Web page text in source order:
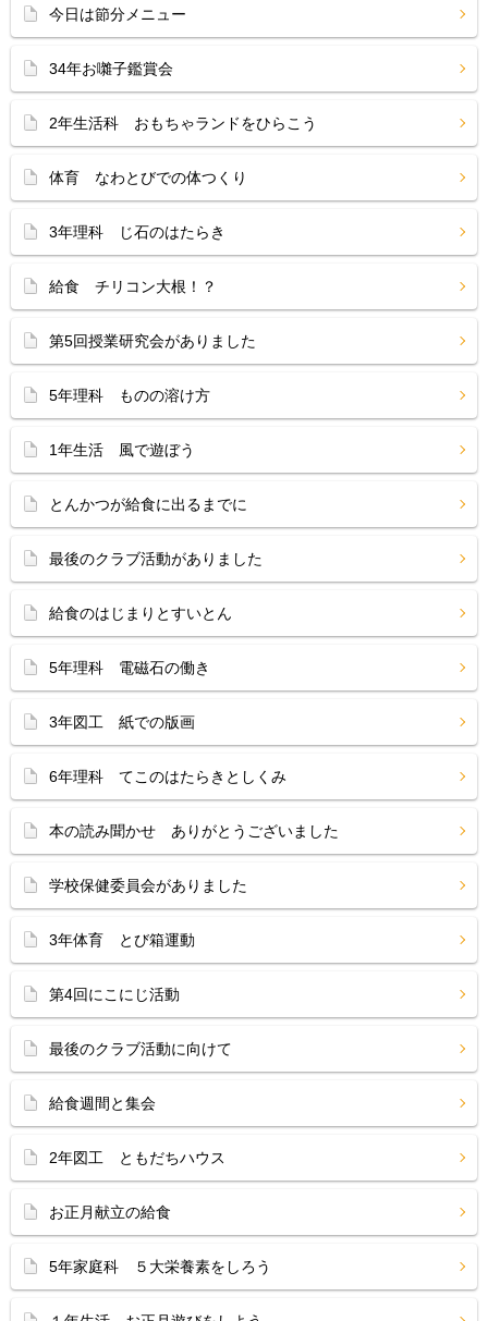
今日は節分メニュー
34年お囃子鑑賞会
2年生活科 おもちゃランドをひらこう
体育 なわとびでの体つくり
3年理科 じ石のはたらき
給食 チリコン大根！？
第5回授業研究会がありました
5年理科 ものの溶け方
1年生活 風で遊ぼう
とんかつが給食に出るまでに
最後のクラブ活動がありました
給食のはじまりとすいとん
5年理科 電磁石の働き
3年図工 紙での版画
6年理科 てこのはたらきとしくみ
本の読み聞かせ ありがとうございました
学校保健委員会がありました
3年体育 とび箱運動
第4回にこにじ活動
最後のクラブ活動に向けて
給食週間と集会
2年図工 ともだちハウス
お正月献立の給食
5年家庭科 ５大栄養素をしろう